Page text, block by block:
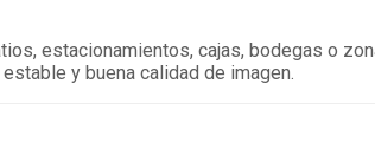
estacionamientos, cajas, bodegas o
y buena calidad de imagen.